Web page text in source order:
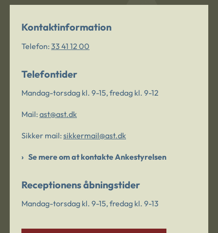
Kontaktinformation
Telefon: 33 41 12 00
Telefontider
Mandag-torsdag kl. 9-15, fredag kl. 9-12
Mail: ast@ast.dk
Sikker mail: sikkermail@ast.dk
Se mere om at kontakte Ankestyrelsen
Receptionens åbningstider
Mandag-torsdag kl. 9-15, fredag kl. 9-13